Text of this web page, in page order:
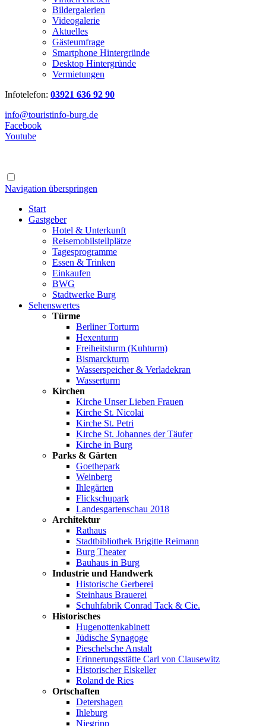
Bildergalerien
Videogalerie
Aktuelles
Gästeumfrage
Smartphone Hintergründe
Desktop Hintergründe
Vermietungen
Infotelefon: 03921 636 92 90
info@touristinfo-burg.de
Facebook
Youtube
Navigation überspringen
Start
Gastgeber
Hotel & Unterkunft
Reisemobilstellplätze
Tagesprogramme
Essen & Trinken
Einkaufen
BWG
Stadtwerke Burg
Sehenswertes
Türme
Berliner Torturm
Hexenturm
Freiheitsturm (Kuhturm)
Bismarckturm
Wasserspeicher & Verladekran
Wasserturm
Kirchen
Kirche Unser Lieben Frauen
Kirche St. Nicolai
Kirche St. Petri
Kirche St. Johannes der Täufer
Kirche in Burg
Parks & Gärten
Goethepark
Weinberg
Ihlegärten
Flickschupark
Landesgartenschau 2018
Architektur
Rathaus
Stadtbibliothek Brigitte Reimann
Burg Theater
Bauhaus in Burg
Industrie und Handwerk
Historische Gerberei
Steinhaus Brauerei
Schuhfabrik Conrad Tack & Cie.
Historisches
Hugenottenkabinett
Jüdische Synagoge
Pieschelsche Anstalt
Erinnerungsstätte Carl von Clausewitz
Historischer Eiskeller
Roland de Ries
Ortschaften
Detershagen
Ihleburg
Niegripp